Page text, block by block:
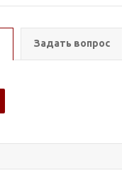
Задать вопрос